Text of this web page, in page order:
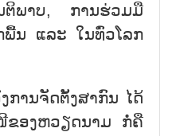
ຕິພາບ, ການຮ່ວມມື
ພື້ນ ແລະ ໃນທົ່ວໂລກ
ການຈັດຕັ້ງສາກົນ ໄດ້
ຂອງຫວຽດນາມ ກໍ່ຄື